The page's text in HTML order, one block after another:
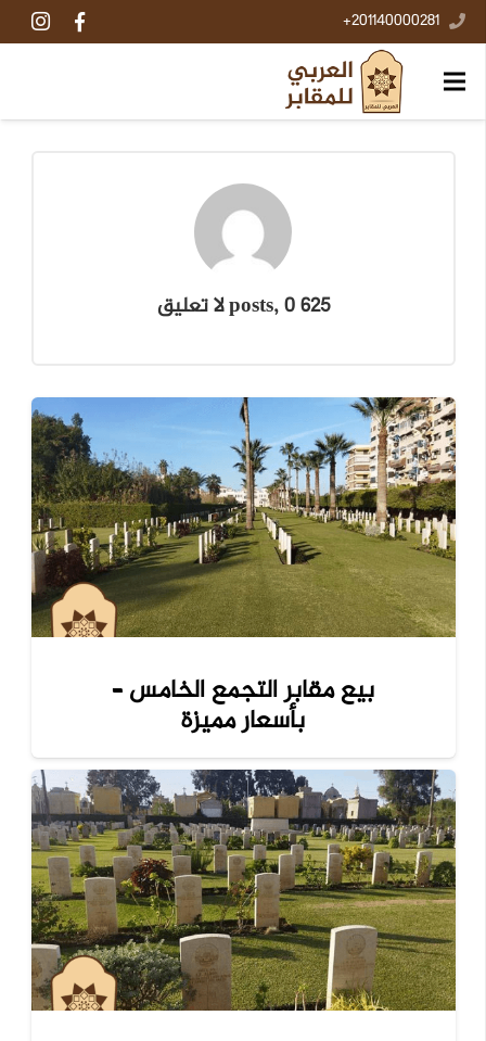
201140000281+
625 posts, 0 لا تعليق
بيع مقابر التجمع الخامس –
بأسعار مميزة